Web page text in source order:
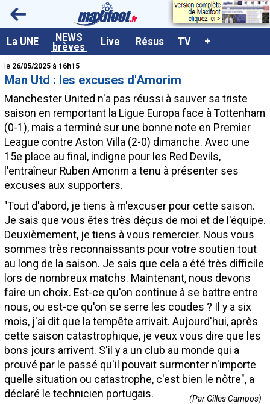
La UNE NEWS
brèves Live Résus TV +
<
le 26/05/2025 à 16h15
Man Utd : les excuses d'Amorim
Manchester United n'a pas réussi à sauver sa triste
saison en remportant la Ligue Europa face à Tottenham
(0-1), mais a terminé sur une bonne note en Premier
League contre Aston Villa (2-0) dimanche. Avec une
15e place au final, indigne pour les Red Devils,
l'entraîneur Ruben Amorim a tenu à présenter ses
excuses aux supporters.
"Tout d'abord, je tiens à m'excuser pour cette saison.
Je sais que vous êtes très déçus de moi et de l'équipe.
Deuxièmement, je tiens à vous remercier. Nous vous
sommes très reconnaissants pour votre soutien tout
au long de la saison. Je sais que cela a été très difficile
lors de nombreux matchs. Maintenant, nous devons
faire un choix. Est-ce qu'on continue à se battre entre
nous, ou est-ce qu'on se serre les coudes ? Il y a six
mois, j'ai dit que la tempête arrivait. Aujourd'hui, après
cette saison catastrophique, je veux vous dire que les
bons jours arrivent. S'il y a un club au monde qui a
prouvé par le passé qu'il pouvait surmonter n'importe
quelle situation ou catastrophe, c'est bien le nôtre", a
déclaré le technicien portugais.
(Par Gilles Campos)
A la UNE
Dernières brèves
Live / Matchs en direct
Résultats et Classements
Class. buteurs européens
Programme TV foot
Vidéos
Tableau transferts L1
Taille de la police
Paramètrages / Options
Contact / Signaler un bug
Recrutement Maxifoot
Mentions légales
site web Maxifoot.fr